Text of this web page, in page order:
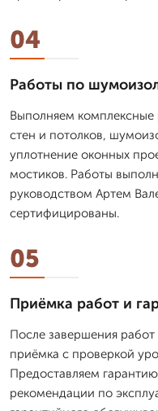
04
Работы по
Выполняем комплексные
стен и потолков,
уплотнение оконных
мостиков. Работы
руководством Артем
сертифицированы.
05
Приёмка работ и
После завершения
приёмка с проверкой
Предоставляем
рекомендации по